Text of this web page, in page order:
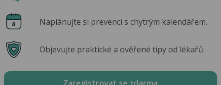
Naplánujte si prevenci s chytrým kalendářem.
Objevujte praktické a ověřené tipy od lékařů.